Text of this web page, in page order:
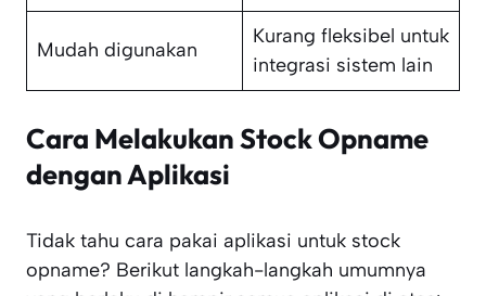
Mudah digunakan
Kurang fleksibel untuk
integrasi sistem lain
Cara Melakukan Stock Opname
dengan Aplikasi
Tidak tahu cara pakai aplikasi untuk stock
opname? Berikut langkah-langkah umumnya